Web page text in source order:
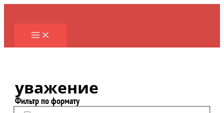
Перейти
содержимому
уважение
Фильтр по формату